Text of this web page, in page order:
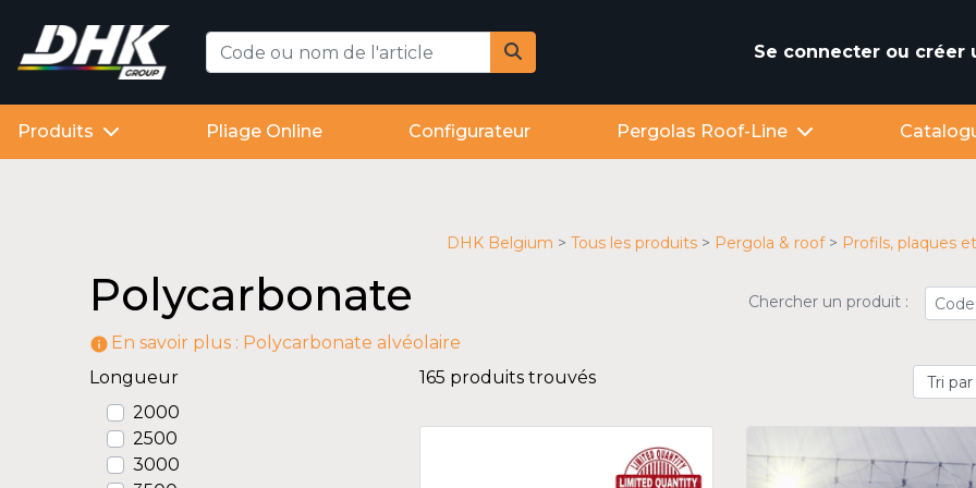
Se connecter ou créer
Produits Pliage Online Configurateur Pergolas Roof-Line
DHK Belgium Tous les produits Pergola & roof Profils, plaques
Polycarbonate Chercher un produit :
information_outline
En savoir plus : Polycarbonate alvéolaire
Longueur
2000
2500
3000
165 produits trouvés